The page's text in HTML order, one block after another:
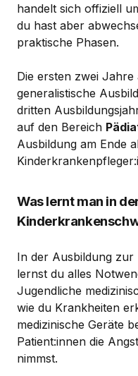
handelt sich offiziell
du hast aber
praktische Phasen.
Die ersten zwei Jahre
generalistische
dritten
auf den Bereich
Ausbildung am Ende
Was lernt man in
In der Ausbildung
lernst du alles
Jugendliche
wie du Krankheiten
medizinische Geräte
Patient:innen die
nimmst.